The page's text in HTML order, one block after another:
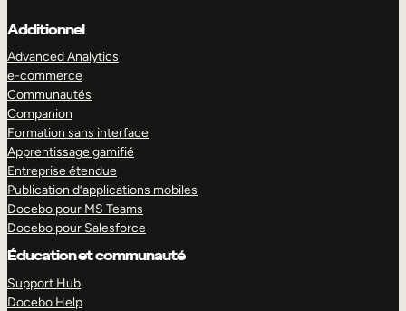
Additionnel
Advanced Analytics
e-commerce
Communautés
Companion
Formation sans interface
Apprentissage gamifié
Entreprise étendue
Publication d’applications mobiles
Docebo pour MS Teams
Docebo pour Salesforce
Éducation et communauté
Support Hub
Docebo Help